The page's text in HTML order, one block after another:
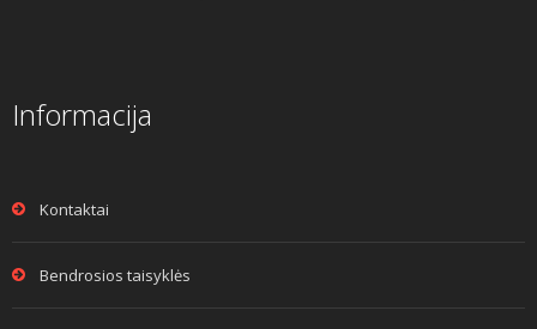
Informacija
Kontaktai
Bendrosios taisyklės